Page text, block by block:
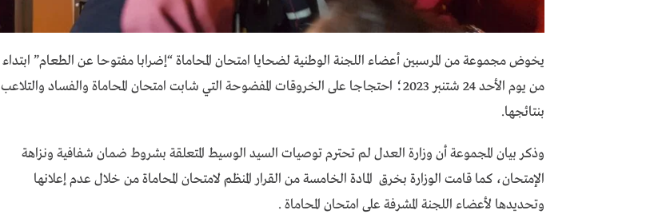
يخوض مجموعة من المرسبين أعضاء اللجنة الوطنية لضحايا امتحان المحاماة “إضرابا مفتوحا عن الطعام” ابتداء
من يوم الأحد 24 شتنبر 2023؛ احتجاجا على الخروقات المفضوحة التي شابت امتحان المحاماة والفساد والتلاعب
بنتائجها.
وذكر بيان المجموعة أن وزارة العدل لم تحترم توصيات السيد الوسيط المتعلقة بشروط ضمان شفافية ونزاهة
الإمتحان، كما قامت الوزارة بخرق المادة الخامسة من القرار المنظم لامتحان المحاماة من خلال عدم إعلانها
وتحديدها لأعضاء اللجنة المشرفة على امتحان المحاماة .